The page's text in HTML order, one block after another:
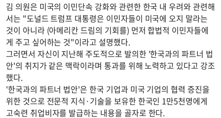
김 의원은 미국의 이민단속 강화와 관련한 한국 내 우려와 관련해
서는 "도널드 트럼프 대통령은 이민자들이 미국에 오지 말라는
것이 아니라 (아메리칸 드림의 기회를) 먼저 합법적 이민자들에
게 주고 싶어하는 것"이라고 설명했다.
그러면서 자신이 지난해 주도적으로 발의한 '한국과의 파트너 법
안'의 취지가 같은 맥락이라며 통과를 위해 노력하고 있다고 강조
했다.
'한국과의 파트너 법안'은 한국 기업과 미국 기업의 협력 증진을
위한 것으로 전문적 지식·기술을 보유한 한국인 1만5천명에게
고숙련 취업비자를 발급하는 내용을 골자로 한다.